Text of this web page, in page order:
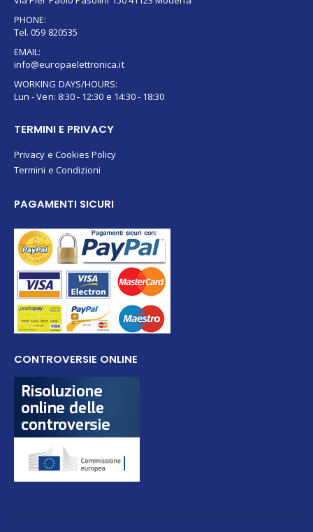
Tel. 059 820535
info@europaelettronica.it
Lun - Ven: 8:30 - 12:30 e 14:30 - 18:30
Termini e Condizioni